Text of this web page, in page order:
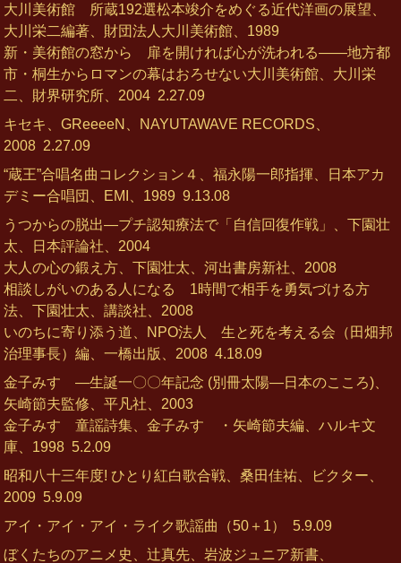
大川美術館 所蔵192選松本竣介をめぐる近代洋画の展望、
大川栄二編著、財団法人大川美術館、1989
新・美術館の窓から 扉を開ければ心が洗われる――地方都
市・桐生からロマンの幕はおろせない大川美術館、大川栄
二、財界研究所、2004 2.27.09
キセキ、GReeeeN、NAYUTAWAVE RECORDS、
2008 2.27.09
“蔵王”合唱名曲コレクション４、福永陽一郎指揮、日本アカ
デミー合唱団、EMI、1989 9.13.08
うつからの脱出―プチ認知療法で「自信回復作戦」、下園壮
太、日本評論社、2004
大人の心の鍛え方、下園壮太、河出書房新社、2008
相談しがいのある人になる 1時間で相手を勇気づける方
法、下園壮太、講談社、2008
いのちに寄り添う道、NPO法人 生と死を考える会（田畑邦
治理事長）編、一橋出版、2008 4.18.09
金子みすゞ―生誕一〇〇年記念 (別冊太陽―日本のこころ)、
矢崎節夫監修、平凡社、2003
金子みすゞ童謡詩集、金子みすゞ・矢崎節夫編、ハルキ文
庫、1998 5.2.09
昭和八十三年度! ひとり紅白歌合戦、桑田佳祐、ビクター、
2009 5.9.09
アイ・アイ・アイ・ライク歌謡曲（50＋1）
5.9.09
ぼくたちのアニメ史、辻真先、岩波ジュニア新書、